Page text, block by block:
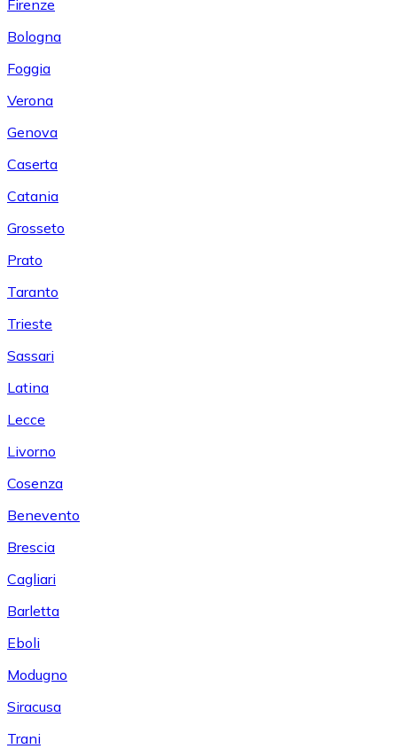
Firenze
Bologna
Foggia
Verona
Genova
Caserta
Catania
Grosseto
Prato
Taranto
Trieste
Sassari
Latina
Lecce
Livorno
Cosenza
Benevento
Brescia
Cagliari
Barletta
Eboli
Modugno
Siracusa
Trani